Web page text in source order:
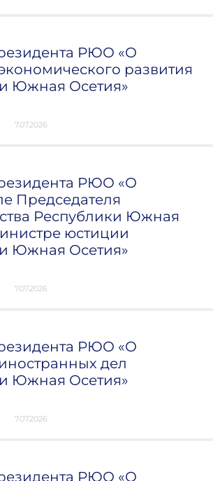
РЮО «О
развития
Южная Осетия»
7.07.2026
РЮО «О
Председателя
Республики Южная
юстиции
Южная Осетия»
7.07.2026
РЮО «О
дел
Южная Осетия»
7.07.2026
РЮО «О